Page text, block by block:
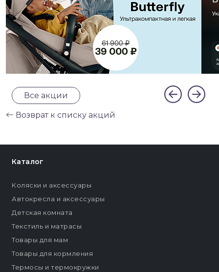
Все акции
Возврат к списку акций
Каталог
Коляски и аксессуары
Автокресла и аксессуары
Детская комната
Текстиль и матрасы
Товары для мам
Товары для кормления
Термосы и термокружки